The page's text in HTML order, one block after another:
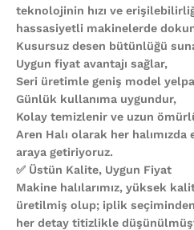
teknolojinin hızı ve
hassasiyetli makinelerde
Kusursuz desen bütünlüğü
Uygun fiyat avantajı sağlar,
Seri üretimle geniş model
Günlük kullanıma uygundur,
Kolay temizlenir ve uzun
Aren Halı olarak her halımızda
araya getiriyoruz.
✅ Üstün Kalite, Uygun Fiyat
Makine halılarımız, yüksek
üretilmiş olup; iplik
her detay titizlikle